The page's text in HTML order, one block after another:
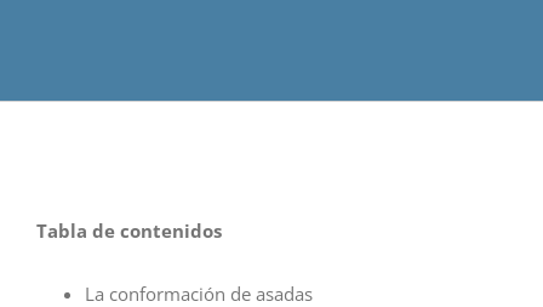
Tabla de contenidos
La conformación de asadas